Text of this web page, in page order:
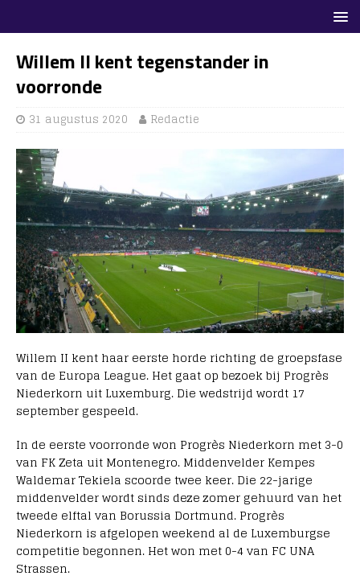
Willem II kent tegenstander in
voorronde
31 augustus 2020 Redactie
Willem II kent haar eerste horde richting de groepsfase
van de Europa League. Het gaat op bezoek bij Progrès
Niederkorn uit Luxemburg. Die wedstrijd wordt 17
september gespeeld.
In de eerste voorronde won Progrès Niederkorn met 3-0
van FK Zeta uit Montenegro. Middenvelder Kempes
Waldemar Tekiela scoorde twee keer. Die 22-jarige
middenvelder wordt sinds deze zomer gehuurd van het
tweede elftal van Borussia Dortmund. Progrès
Niederkorn is afgelopen weekend al de Luxemburgse
competitie begonnen. Het won met 0-4 van FC UNA
Strassen.